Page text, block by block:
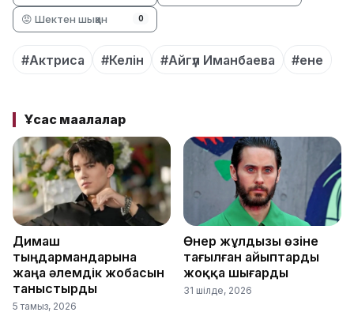
😡 Шектен шыққан 0
#Актриса #Келін #Айгүл Иманбаева #ене
Ұқсас мақалалар
Димаш
тыңдармандарына
жаңа әлемдік жобасын
таныстырды
5 тамыз, 2026
Өнер жұлдызы өзіне
тағылған айыптарды
жоққа шығарды
31 шілде, 2026